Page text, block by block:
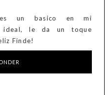
es un basico en mi
ideal, le da un toque
Finde!